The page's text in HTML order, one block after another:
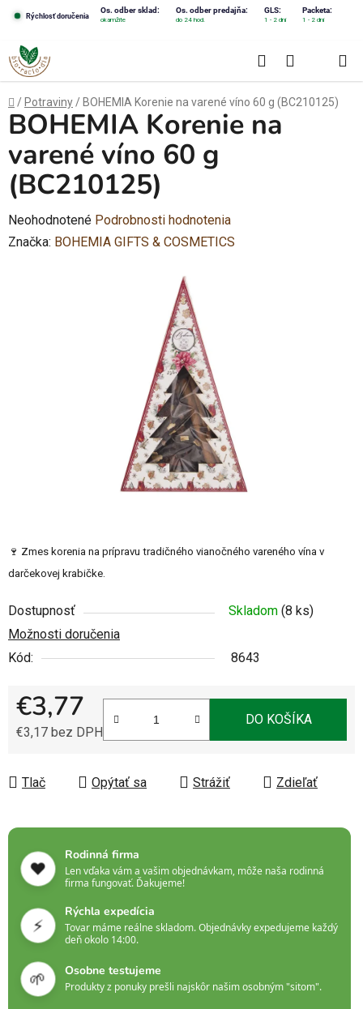
obsah
Rýchlosť doručenia
Os. odber sklad: Os. odber predajňa: GLS: Packeta:
okamžite do 24 hod. 1 - 2 dni 1 - 2 dni
Hľadať
KOŠÍK
Domov
/ Potraviny / BOHEMIA Korenie na varené víno 60 g (BC210125)
🍷 Zmes korenia na prípravu tradičného vianočného vareného vína v
darčekovej krabičke.
Dostupnosť Skladom (8 ks)
Možnosti doručenia
Kód:
8643
€3,77
€3,17 bez DPH
DO KOŠÍKA
Tlač Opýtať sa Strážiť Zdieľať
BOHEMIA Korenie na
varené víno 60 g
(BC210125)
Priemerné
hodnotenie
Neohodnotené Podrobnosti hodnotenia
Značka: BOHEMIA GIFTS & COSMETICS
❤️
Rodinná firma
Len vďaka vám a vašim objednávkam, môže naša rodinná
firma fungovať. Ďakujeme!
⚡
Rýchla expedícia
Tovar máme reálne skladom. Objednávky expedujeme každý
deň okolo 14:00.
🌱 Osobne testujeme
Produkty z ponuky prešli najskôr našim osobným "sitom".